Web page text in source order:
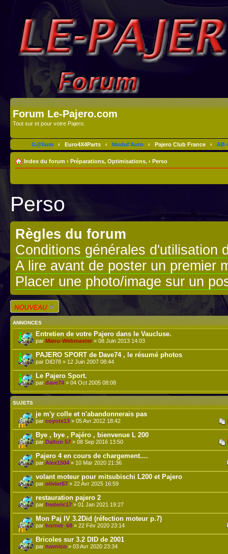
Forum Le-Pajero.com
Tout sur et pour votre Pajero.
G@lium ‹ Euro4X4Parts ‹ Modul'Auto ‹ Pajero Club France ‹ AB
Index du forum ‹ Préparations, Optimisations. ‹ Perso
Perso
Règles du forum
Conditions générales d'utilisation
A lire avant de poster un premier
Placer une photo/image sur un
Écrire un nouveau
sujet
ANNONCES
Entretien de votre Pajero dans le Vaucluse.
par Manu-Webmaster » 08 Juin 2013 14:03
PAJERO SPORT de Dave74 , le résumé photos
par DID78 » 12 Juin 2007 08:44
Le Pajero Sport.
par dave74 » 04 Oct 2005 08:08
SUJETS
je m'y colle et n'abandonnerais pas
par coyote13 » 05 Avr 2012 18:42
Bye , bye , Pajéro , bienvenue L 200
par Dalton 57 » 08 Sep 2016 13:50
Pajero 4 en cours de chargement....
par Alex1504 » 10 Mar 2020 21:36
volant moteur pour mitsubischi L200 et Pajero
par olivier67 » 22 Avr 2025 16:59
restauration pajero 2
par frederic17 » 01 Jan 2021 19:27
Mon Paj IV 3.2Did (réfection moteur p.7)
par hornet_68 » 22 Fév 2020 23:14
Bricoles sur 3.2 DID de 2001
par navnico » 03 Avr 2020 23:34